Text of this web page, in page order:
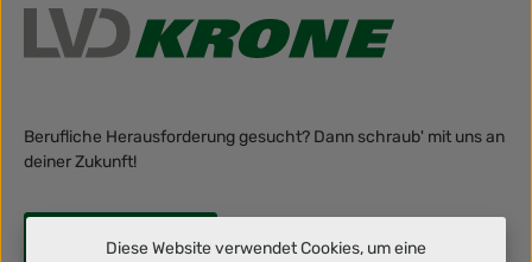
Berufliche Herausforderung gesucht? Dann schraub' mit uns an
deiner Zukunft!
Jetzt bewerben!
Diese Website verwendet Cookies, um eine